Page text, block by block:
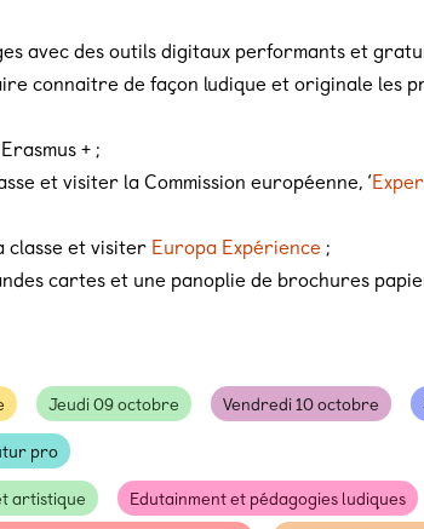
avec des outils digitaux performants et
connaitre de façon ludique et originale les
+ ;
et visiter la Commission européenne, ‘
classe et visiter Europa Expérience ;
cartes et une panoplie de brochures
Jeudi 09 octobre Vendredi 10 octobre
pro
artistique Edutainment et pédagogies ludiques